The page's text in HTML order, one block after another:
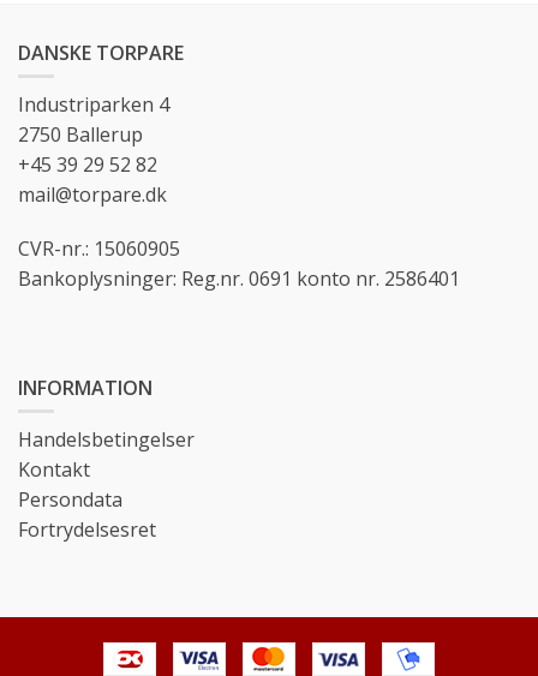
DANSKE TORPARE
Industriparken 4
2750 Ballerup
+45 39 29 52 82
mail@torpare.dk
CVR-nr.: 15060905
Bankoplysninger: Reg.nr. 0691 konto nr. 2586401
INFORMATION
Handelsbetingelser
Kontakt
Persondata
Fortrydelsesret